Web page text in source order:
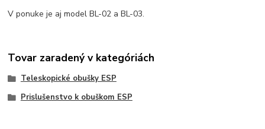
V ponuke je aj model BL-02 a BL-03.
Tovar zaradený v kategóriách
Teleskopické obušky ESP
Prislušenstvo k obuškom ESP